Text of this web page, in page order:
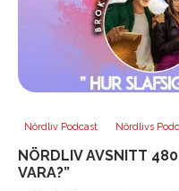
Nördliv Podcast Nördlivs
NÖRDLIV AVSNITT
VARA?”